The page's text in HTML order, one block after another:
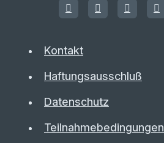
Kontakt
Haftungsausschluß
Datenschutz
Teilnahmebedingungen